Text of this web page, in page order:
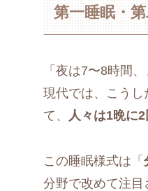
第一睡眠・
「夜は7〜8時間
現代では、こう
て、
人々は1晩に
この睡眠様式は「
分野で改めて注目